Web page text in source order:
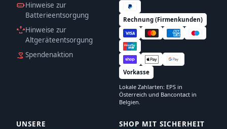
Hinweise zur
Batterieentsorgung
Hinweise zur
Altgeräteentsorgung
Spendenaktion
Rechnung (Firmenkunden)
Vorkasse
Lokale Zahlarten: EPS in
Österreich und Bancontact in
Belgien.
UNSERE
SHOP MIT SICHERHEIT